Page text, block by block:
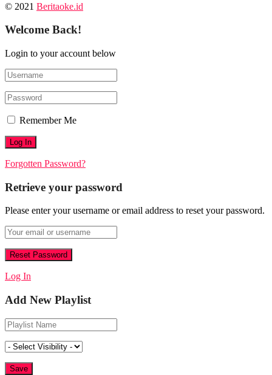
© 2021 Beritaoke.id
Welcome Back!
Login to your account below
Remember Me
Forgotten Password?
Retrieve your password
Please enter your username or email address to reset your password.
Log In
Add New Playlist